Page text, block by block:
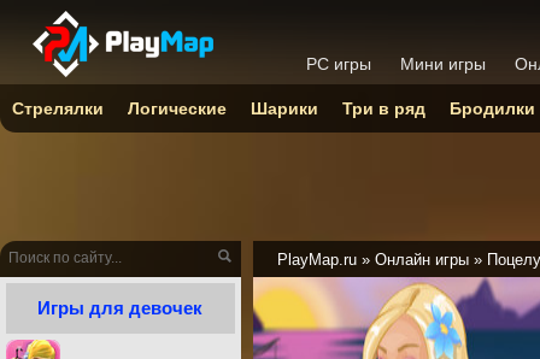
PlayMap.ru » Онлайн игры »
Игры для девочек
PC игры Мини игры
Стрелялки Логические Шарики Три в ряд Бродилки